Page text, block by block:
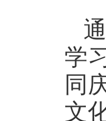
学
同
文